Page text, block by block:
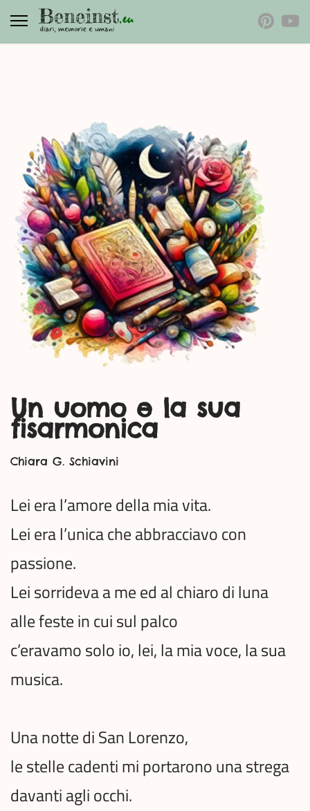
Un uomo e la sua
fisarmonica
Chiara G. Schiavini
Lei era l’amore della mia vita.
Lei era l’unica che abbracciavo con
passione.
Lei sorrideva a me ed al chiaro di luna
alle feste in cui sul palco
c’eravamo solo io, lei, la mia voce, la sua
musica.
Una notte di San Lorenzo,
le stelle cadenti mi portarono una strega
davanti agli occhi.